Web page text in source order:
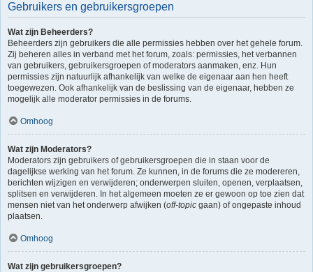
Gebruikers en gebruikersgroepen
Wat zijn Beheerders?
Beheerders zijn gebruikers die alle permissies hebben over het gehele forum.
Zij beheren alles in verband met het forum, zoals: permissies, het verbannen
van gebruikers, gebruikersgroepen of moderators aanmaken, enz. Hun
permissies zijn natuurlijk afhankelijk van welke de eigenaar aan hen heeft
toegewezen. Ook afhankelijk van de beslissing van de eigenaar, hebben ze
mogelijk alle moderator permissies in de forums.
Omhoog
Wat zijn Moderators?
Moderators zijn gebruikers of gebruikersgroepen die in staan voor de
dagelijkse werking van het forum. Ze kunnen, in de forums die ze modereren,
berichten wijzigen en verwijderen; onderwerpen sluiten, openen, verplaatsen,
splitsen en verwijderen. In het algemeen moeten ze er gewoon op toe zien dat
mensen niet van het onderwerp afwijken (off-topic gaan) of ongepaste inhoud
plaatsen.
Omhoog
Wat zijn gebruikersgroepen?